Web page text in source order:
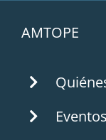
AMTOPE
Eventos